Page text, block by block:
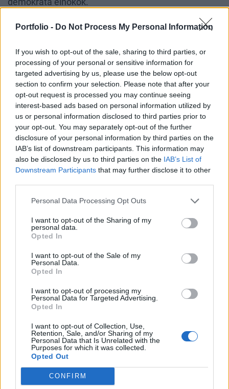
Portfolio - Do Not Process My Personal Information
If you wish to opt-out of the sale, sharing to third parties, or
processing of your personal or sensitive information for
targeted advertising by us, please use the below opt-out
section to confirm your selection. Please note that after your
opt-out request is processed you may continue seeing
interest-based ads based on personal information utilized by
us or personal information disclosed to third parties prior to
your opt-out. You may separately opt-out of the further
disclosure of your personal information by third parties on the
IAB’s list of downstream participants. This information may
also be disclosed by us to third parties on the IAB’s List of
Downstream Participants that may further disclose it to other
Personal Data Processing Opt Outs
I want to opt-out of the Sharing of my
personal data.
Opted In
I want to opt-out of the Sale of my
Personal Data.
Opted In
I want to opt-out of processing my
Personal Data for Targeted Advertising.
Opted In
I want to opt-out of Collection, Use,
Retention, Sale, and/or Sharing of my
Personal Data that Is Unrelated with the
Purposes for which it was collected.
Opted Out
CONFIRM
2024. 03. 08.
Nagy tervekkel állt elő Joe Biden - Ez volt az év
egyik legfontosabb eseménye Amerikában
2024. 03. 08.
Kőkemény választ kapott Joe Biden beszéde:
rémálommá vált az amerikai álom
2024. 03. 11.
Kőkeményen belerúgott Joe Bidenbe Donald Trump:
dühösen és gyűlölettel telve ordibált az elnök
Donald Trumpnakeközben március idusán jelenése
az április 15-ére kiírt büntetőügyének első
tárgyalása, ami egyben a 88 vádpontban perbe
fogott volt republikánus elnök első büntetőeljárását
is jelenti. A többi három ügyben továbbra sem tudni,
kiszabott tetemes pénzbüntetések és jogi kiadások
miatt azonban jócskán apad a vagyona,
ingatlanjai megmenekültek a lefoglalás elől
médiacégét tőzsdére vitte, hogy pótolni tudja a kieső
bevételeit. Ráadásul
úgy folynak be a republikánus
elnökvárományoshoz, ahogy az illene